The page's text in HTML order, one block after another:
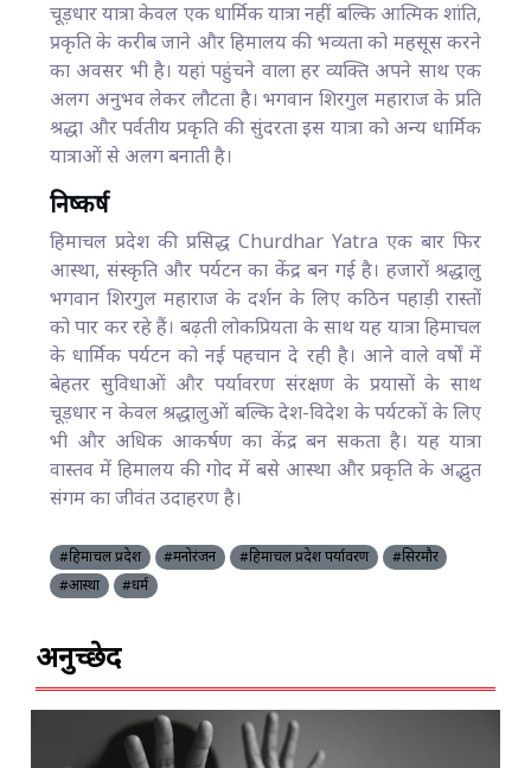
चूड़धार यात्रा केवल एक धार्मिक यात्रा नहीं बल्कि आत्मिक शांति,
प्रकृति के करीब जाने और हिमालय की भव्यता को महसूस करने
का अवसर भी है। यहां पहुंचने वाला हर व्यक्ति अपने साथ एक
अलग अनुभव लेकर लौटता है। भगवान शिरगुल महाराज के प्रति
श्रद्धा और पर्वतीय प्रकृति की सुंदरता इस यात्रा को अन्य धार्मिक
यात्राओं से अलग बनाती है।
निष्कर्ष
हिमाचल प्रदेश की प्रसिद्ध Churdhar Yatra एक बार फिर
आस्था, संस्कृति और पर्यटन का केंद्र बन गई है। हजारों श्रद्धालु
भगवान शिरगुल महाराज के दर्शन के लिए कठिन पहाड़ी रास्तों
को पार कर रहे हैं। बढ़ती लोकप्रियता के साथ यह यात्रा हिमाचल
के धार्मिक पर्यटन को नई पहचान दे रही है। आने वाले वर्षों में
बेहतर सुविधाओं और पर्यावरण संरक्षण के प्रयासों के साथ
चूड़धार न केवल श्रद्धालुओं बल्कि देश-विदेश के पर्यटकों के लिए
भी और अधिक आकर्षण का केंद्र बन सकता है। यह यात्रा
वास्तव में हिमालय की गोद में बसे आस्था और प्रकृति के अद्भुत
संगम का जीवंत उदाहरण है।
#हिमाचल प्रदेश #मनोरंजन #हिमाचल प्रदेश पर्यावरण
#सिरमौर
#आस्था
#धर्म
अनुच्छेद